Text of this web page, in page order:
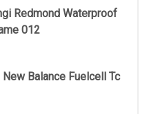
Redmond Waterproof
012
Balance Fuelcell Tc